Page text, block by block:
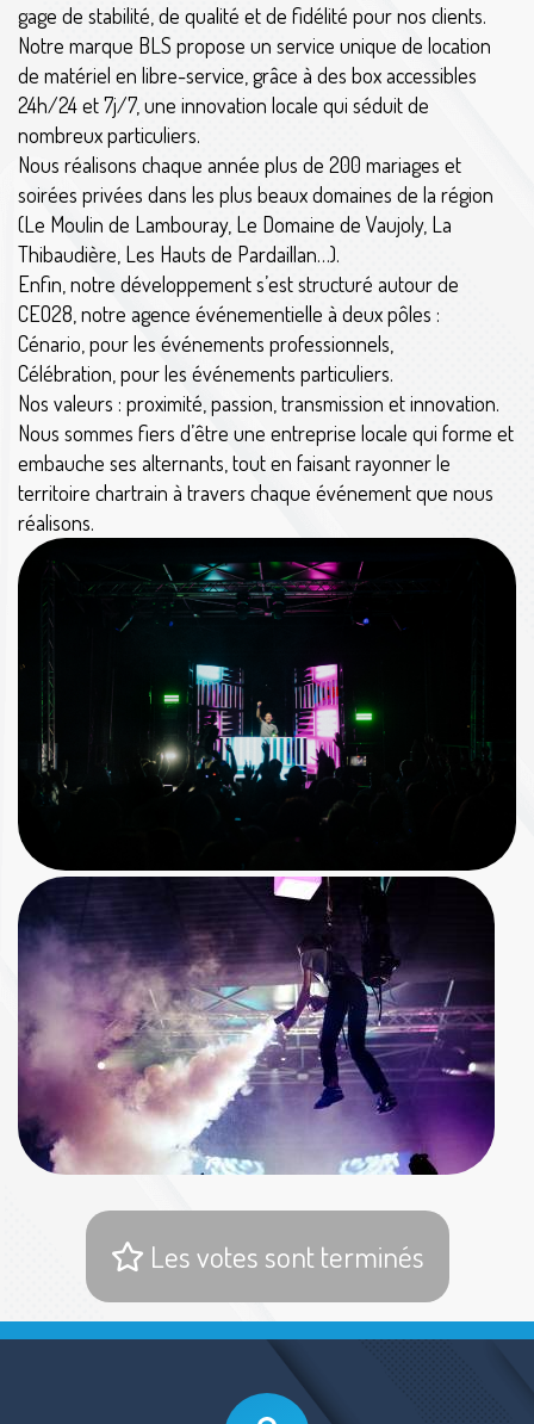
gage de stabilité, de qualité et de fidélité pour nos clients.
Notre marque BLS propose un service unique de location
de matériel en libre-service, grâce à des box accessibles
24h/24 et 7j/7, une innovation locale qui séduit de
nombreux particuliers.
Nous réalisons chaque année plus de 200 mariages et
soirées privées dans les plus beaux domaines de la région
(Le Moulin de Lambouray, Le Domaine de Vaujoly, La
Thibaudière, Les Hauts de Pardaillan…).
Enfin, notre développement s’est structuré autour de
CEO28, notre agence événementielle à deux pôles :
Cénario, pour les événements professionnels,
Célébration, pour les événements particuliers.
Nos valeurs : proximité, passion, transmission et innovation.
Nous sommes fiers d’être une entreprise locale qui forme et
embauche ses alternants, tout en faisant rayonner le
territoire chartrain à travers chaque événement que nous
réalisons.
Les votes sont terminés